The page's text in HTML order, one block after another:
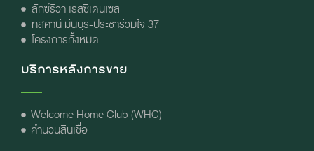
ลักซ์ริวา เรสซิเดนเซส
ทัสคานี มีนบุรี-ประชาร่วมใจ 37
โครงการทั้งหมด
บริการหลังการขาย
Welcome Home Club (WHC)
คำนวนสินเชื่อ